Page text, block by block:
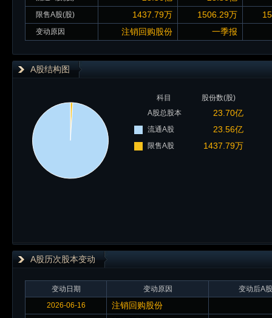
限售A股(股) 1437.79万 1506.29万
变动原因 注销回购股份 一季报
A股结构图
科目
股份数(股)
A股总股本
23.70亿
流通A股 23.56亿
限售A股 1437.79万
A股历次股本变动
变动日期 变动原因
变动后A
2026-06-16
注销回购股份